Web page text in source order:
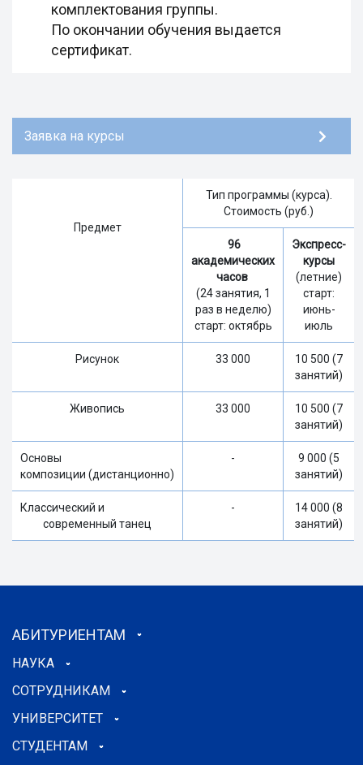
комплектования группы.
По окончании обучения выдается
сертификат.
Заявка на курсы
Предмет
Тип программы (курса).
Стоимость (руб.)
96
академических
часов
(24 занятия, 1
раз в неделю)
старт: октябрь
Экспресс-
курсы
(летние)
старт:
июнь-
июль
Рисунок 33 000
10 500 (7
занятий)
Живопись 33 000
10 500 (7
занятий)
Основы
композиции (дистанционно)
-
9 000 (5
занятий)
Классический и
современный танец
-
14 000 (8
занятий)
АБИТУРИЕНТАМ
НАУКА
СОТРУДНИКАМ
УНИВЕРСИТЕТ
СТУДЕНТАМ